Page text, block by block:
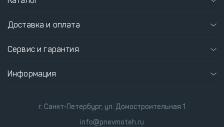
Доставка и оплата
Сервис и гарантия
Информация
г. Санкт-Петербург, ул. Домостроительная 1
info@pnevmoteh.ru